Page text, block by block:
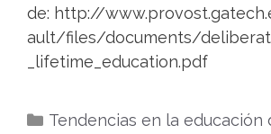
de: http://
ault/files/documents/
_lifetime_education.pdf
Categorías
Tendencias en la educación